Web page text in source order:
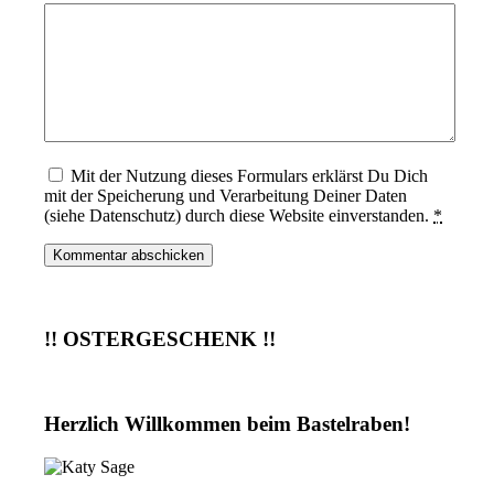
Mit der Nutzung dieses Formulars erklärst Du Dich
mit der Speicherung und Verarbeitung Deiner Daten
(siehe Datenschutz) durch diese Website einverstanden. *
!! OSTERGESCHENK !!
Herzlich Willkommen beim Bastelraben!